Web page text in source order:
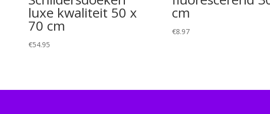
luxe kwaliteit 50 x
70 cm
€54.95
cm
€8.97